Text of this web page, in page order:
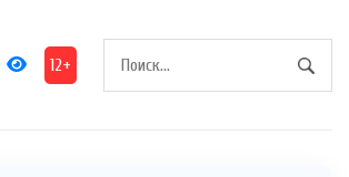
12+